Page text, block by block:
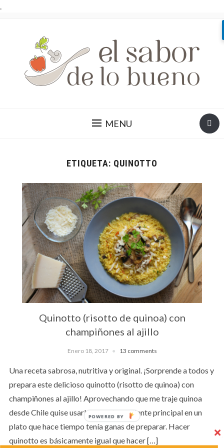
.
MENU
ETIQUETA: QUINOTTO
Quinotto (risotto de quinoa) con
champiñones al ajillo
Enero 18, 2017 13 comments
Una receta sabrosa, nutritiva y original. ¡Sorprende a todos y
prepara este delicioso quinotto (risotto de quinoa) con
champiñones al ajillo! Aprovechando que me traje quinoa
desde Chile quise usarla como ingrediente principal en un
plato que hace tiempo tenía ganas de preparar. Hacer
quinotto es básicamente igual que hacer […]
POWERED BY